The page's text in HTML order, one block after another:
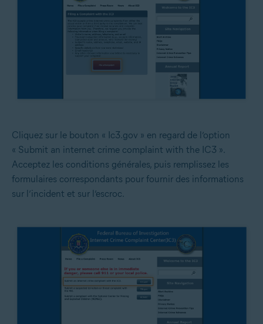
Cliquez sur le bouton « Ic3.gov » en regard de l’option
« Submit an internet crime complaint with the IC3 ».
Acceptez les conditions générales, puis remplissez les
formulaires correspondants pour fournir des informations
sur l’incident et sur l’escroc.